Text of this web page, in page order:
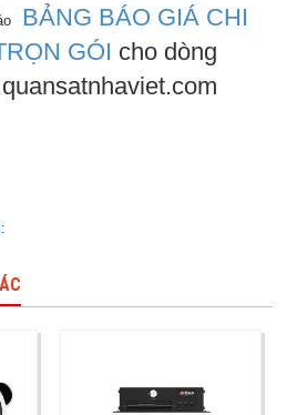
BẢNG BÁO GIÁ CHI
GÓI cho dòng
: